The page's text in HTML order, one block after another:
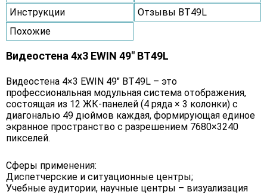
Инструкции
Отзывы BT49L
Похожие
Видеостена 4x3 EWIN 49" BT49L
Видеостена 4×3 EWIN 49" BT49L – это
профессиональная модульная система отображения,
состоящая из 12 ЖК-панелей (4 ряда × 3 колонки) с
диагональю 49 дюймов каждая, формирующая единое
экранное пространство с разрешением 7680×3240
пикселей.
Сферы применения:
Диспетчерские и ситуационные центры;
Учебные аудитории, научные центры – визуализация